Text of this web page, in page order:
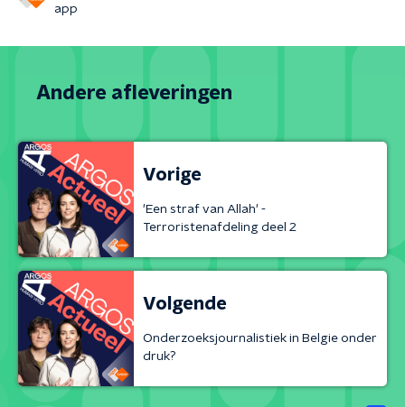
app
Andere afleveringen
Vorige
'Een straf van Allah' -
Terroristenafdeling deel 2
Volgende
Onderzoeksjournalistiek in Belgie onder
druk?